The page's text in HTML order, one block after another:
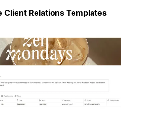
Client Relations Templates